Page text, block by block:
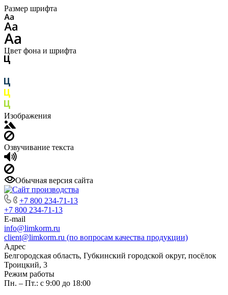
Размер шрифта
Цвет фона и шрифта
Изображения
Озвучивание текста
Обычная версия сайта
+7 800 234-71-13
+7 800 234-71-13
E-mail
info@limkorm.ru
client@limkorm.ru (по вопросам качества продукции)
Адрес
Белгородская область, Губкинский городской округ, посёлок
Троицкий, 3
Режим работы
Пн. – Пт.: с 9:00 до 18:00